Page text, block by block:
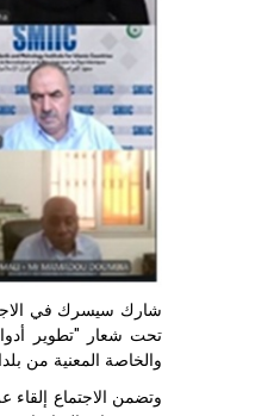
والخاصة المعنية من
وتضمن الاجتماع